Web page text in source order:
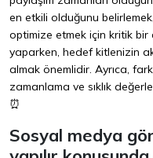
en etkili olduğunu
optimize etmek için kritik bir
yaparken, hedef kitlenizin
almak önemlidir. Ayrıca,
zamanlama ve sıklık
⏰
Sosyal medya